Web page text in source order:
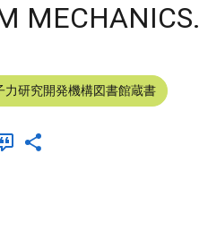
MECHANICS.
力研究開発機構図書館蔵書